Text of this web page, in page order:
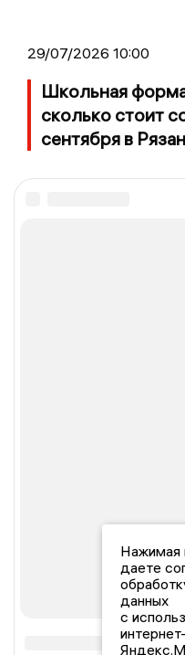
29/07/2026 10:00
Школьная
сколько стоит
сентября в
Нажимая
даете
данных
с